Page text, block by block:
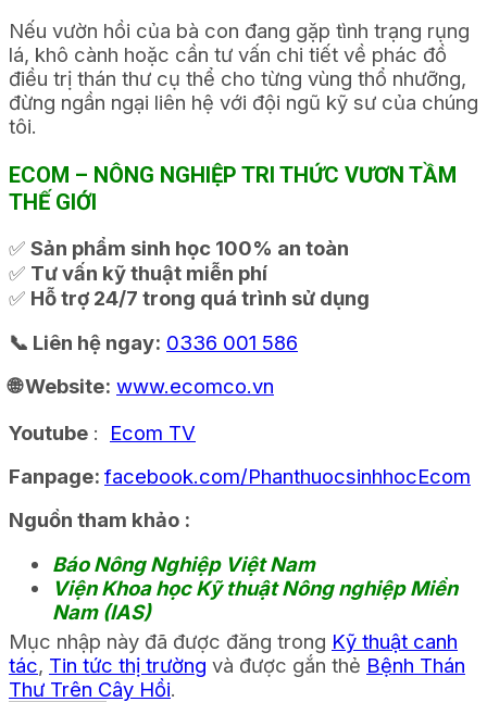
Nếu vườn hồi của bà con đang gặp tình trạng rụng
lá, khô cành hoặc cần tư vấn chi tiết về phác đồ
điều trị thán thư cụ thể cho từng vùng thổ nhưỡng,
đừng ngần ngại liên hệ với đội ngũ kỹ sư của chúng
tôi.
ECOM – NÔNG NGHIỆP TRI THỨC VƯƠN TẦM
THẾ GIỚI
✅ Sản phẩm sinh học 100% an toàn
✅ Tư vấn kỹ thuật miễn phí
✅ Hỗ trợ 24/7 trong quá trình sử dụng
📞 Liên hệ ngay: 0336 001 586
🌐 Website: www.ecomco.vn
Youtube : Ecom TV
Fanpage: facebook.com/PhanthuocsinhhocEcom
Nguồn tham khảo :
Báo Nông Nghiệp Việt Nam
Viện Khoa học Kỹ thuật Nông nghiệp Miền
Nam (IAS)
Mục nhập này đã được đăng trong Kỹ thuật canh
tác, Tin tức thị trường và được gắn thẻ Bệnh Thán
Thư Trên Cây Hồi.